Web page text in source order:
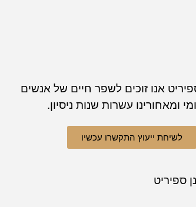
אנו זוכים לשפר חיים של אנשים
ומאחורינו עשרות שנות ניסיון.
לשיחת ייעוץ התקשרו עכשיו
ספיריט